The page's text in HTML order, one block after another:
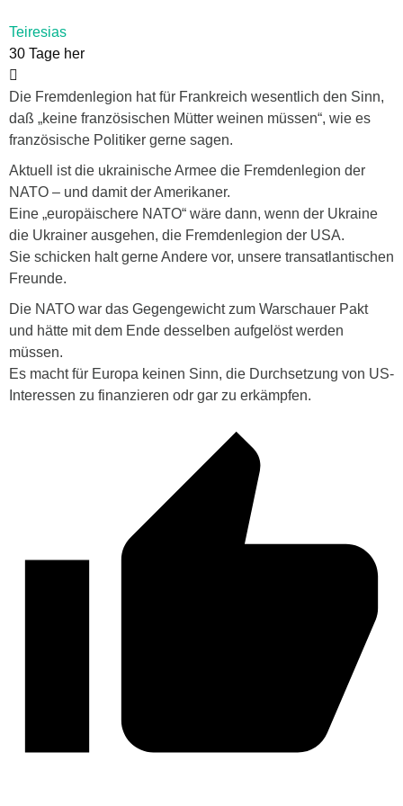
Teiresias
30 Tage her
Die Fremdenlegion hat für Frankreich wesentlich den Sinn,
daß „keine französischen Mütter weinen müssen“, wie es
französische Politiker gerne sagen.
Aktuell ist die ukrainische Armee die Fremdenlegion der
NATO – und damit der Amerikaner.
Eine „europäischere NATO“ wäre dann, wenn der Ukraine
die Ukrainer ausgehen, die Fremdenlegion der USA.
Sie schicken halt gerne Andere vor, unsere transatlantischen
Freunde.
Die NATO war das Gegengewicht zum Warschauer Pakt
und hätte mit dem Ende desselben aufgelöst werden
müssen.
Es macht für Europa keinen Sinn, die Durchsetzung von US-
Interessen zu finanzieren odr gar zu erkämpfen.